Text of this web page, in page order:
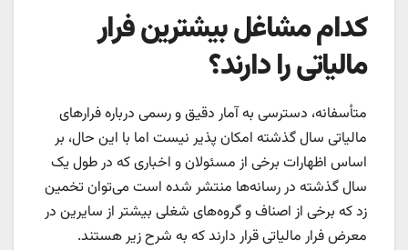
کدام مشاغل بیشترین فرار
مالیاتی را دارند؟
متأسفانه، دسترسی به آمار دقیق و رسمی درباره فرارهای
مالیاتی سال گذشته امکان پذیر نیست اما با این حال، بر
اساس اظهارات برخی از مسئولان و اخباری که در طول یک
سال گذشته در رسانه‌ها منتشر شده است می‌توان تخمین
زد که برخی از اصناف و گروه‌های شغلی بیشتر از سایرین در
معرض فرار مالیاتی قرار دارند که به شرح زیر هستند.